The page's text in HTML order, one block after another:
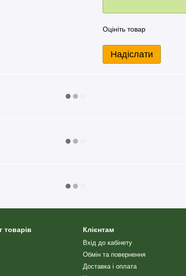
Оцініть товар
Надіслати
товарів Клієнтам
Вхід до кабінету
Обмін та повернення
Доставка і оплата